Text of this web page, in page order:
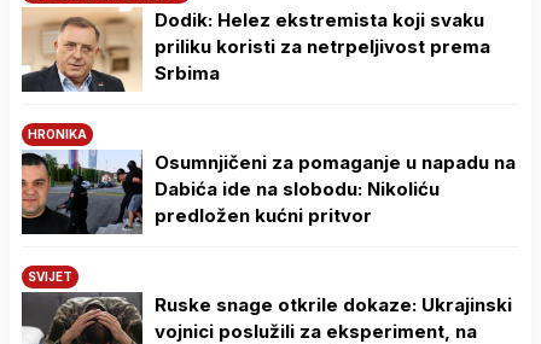
Dodik: Helez ekstremista koji svaku
priliku koristi za netrpeljivost prema
Srbima
HRONIKA
Osumnjičeni za pomaganje u napadu na
Dabića ide na slobodu: Nikoliću
predložen kućni pritvor
SVIJET
Ruske snage otkrile dokaze: Ukrajinski
vojnici poslužili za eksperiment, na